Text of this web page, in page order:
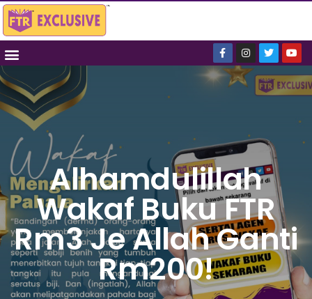
Alhamdulillah
Wakaf Buku FTR
Rm3 Je Allah Ganti
Rm200!